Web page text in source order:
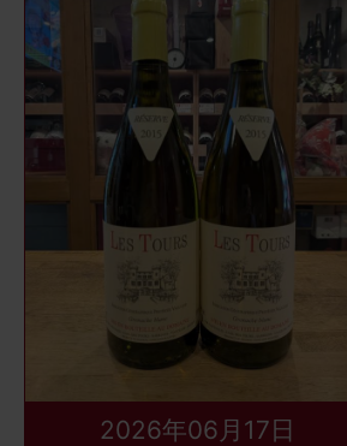
2026年06月17日